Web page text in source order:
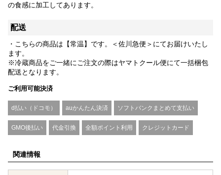
の食感に加工してあります。
配送
・こちらの商品は【常温】です。＜佐川急便＞にてお届けいたし
ます。
※冷蔵商品をご一緒にご注文の際はヤマトクール便にて一括梱包
配送となります。
ご利用可能決済
d払い（ドコモ） auかんたん決済 ソフトバンクまとめて支払い
GMO後払い 代金引換 全額ポイント利用 クレジットカード
関連情報